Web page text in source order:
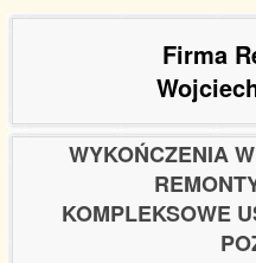
Firma
WYKOŃCZENIA
KOMPLEKSOWE